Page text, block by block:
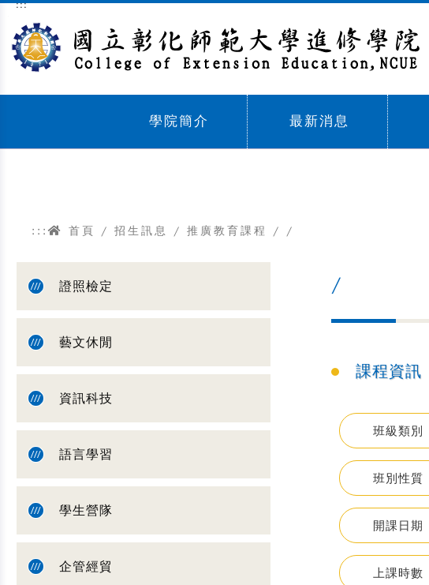
跳到主要內容區塊
:::
學院簡介 最新消息
::: 首頁 / 招生訊息 / 推廣教育課程 / /
證照檢定
藝文休閒
資訊科技
語言學習
學生營隊
企管經貿
/
課程資訊
班級類別
班別性質
開課日期
上課時數